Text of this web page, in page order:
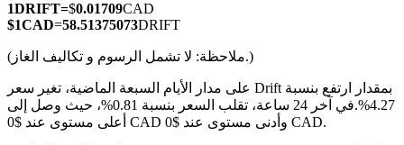
1DRIFT=$0.01709CAD
$1CAD=58.51375073DRIFT
(ملاحظة: لا تشمل الرسوم و تكاليف الغاز.)
على مدار الأيام السبعة الماضية، تغير سعر Drift بمقدار ارتفع بنسبة
4.27%.
في آخر 24 ساعة، تقلب السعر بنسبة 0.81%، حيث وصل إلى
أعلى مستوى عند $0 CAD وأدنى مستوى عند $0 CAD.